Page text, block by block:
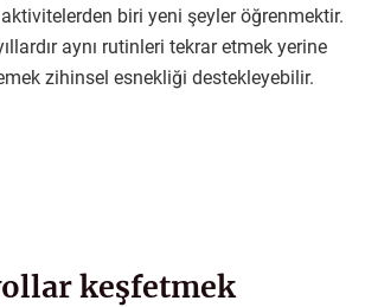
biri yeni şeyler öğrenmektir.
aynı rutinleri tekrar etmek yerine
zihinsel esnekliği destekleyebilir.
keşfetmek